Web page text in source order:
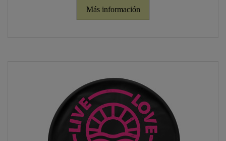
Más información